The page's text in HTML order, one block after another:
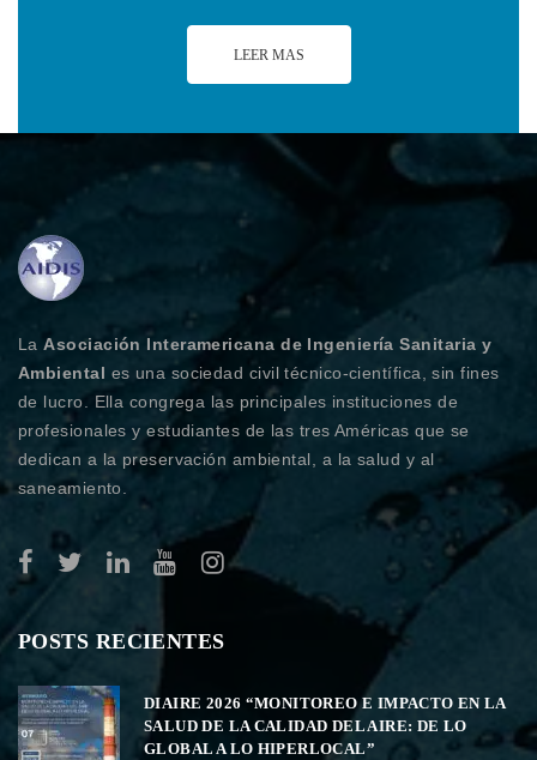
LEER MAS
LaAsociación Interamericana de Ingeniería Sanitaria y
Ambiental es una sociedad civil técnico-científica, sin fines
de lucro. Ella congrega las principales instituciones de
profesionales y estudiantes de las tres Américas que se
dedican a la preservación ambiental, a la salud y al
saneamiento.
POSTS RECIENTES
DIAIRE 2026 “MONITOREO E IMPACTO EN LA
SALUD DE LA CALIDAD DEL AIRE: DE LO
GLOBAL A LO HIPERLOCAL”